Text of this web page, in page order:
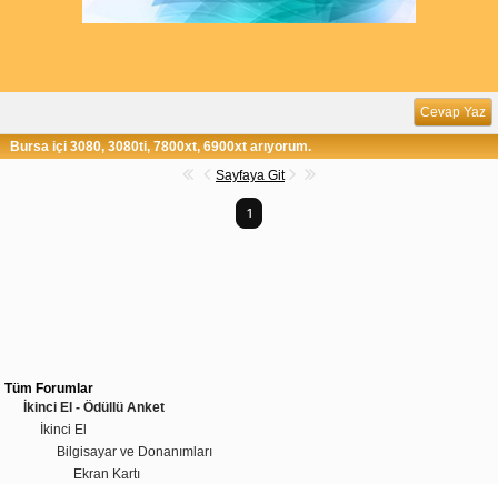
Cevap Yaz
Bursa içi 3080, 3080ti, 7800xt, 6900xt arıyorum.
Sayfaya Git
1
Tüm Forumlar
İkinci El - Ödüllü Anket
İkinci El
Bilgisayar ve Donanımları
Ekran Kartı